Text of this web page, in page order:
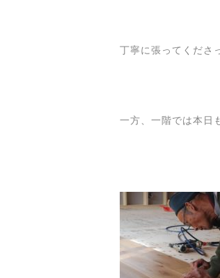
丁寧に張ってくださ
一方、一階では本日